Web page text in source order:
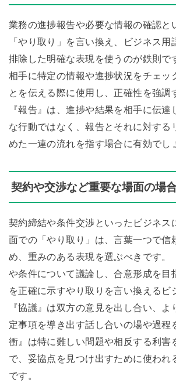
業務の進捗報告や必要な情報の確認と
「やり取り」を言い換え、ビジネス用
排除した明確な表現を使うのが鉄則で
相手に特定の情報や進捗状況をチェッ
とを伝える際に使用し、正確性を強調
『報告』は、進捗や結果を相手に伝達
な行動ではなく、報告とそれに対する
めた一連の流れを指す場合に有効でし
契約や交渉など重要な場面の場
契約締結や条件交渉といったビジネス
面での「やり取り」は、言葉一つで信
め、重みのある表現を選ぶべきです。
や条件について議論し、合意形成を目
を正確に示すやり取りを言い換えるビ
『協議』は双方の意見を出し合い、
定事項を導き出す話し合いの場や過程
衝』は特に難しい問題や相反する利害
で、妥協点を見つけ出すために使われ
です。